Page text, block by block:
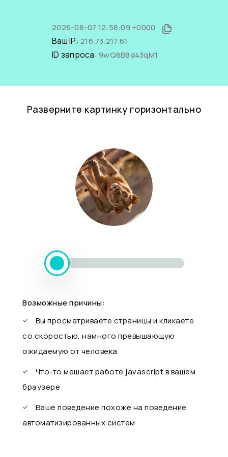
2026-08-07 12:58:09 +0000
Ваш IP: 216.73.217.61
ID запроса: 9wQ8B8d43qM1
Разверните картинку горизонтально
Возможные причины:
Вы просматриваете страницы и кликаете
со скоростью, намного превышающую
ожидаемую от человека
Что-то мешает работе javascript в вашем
браузере
Ваше поведение похоже на поведение
автоматизированных систем